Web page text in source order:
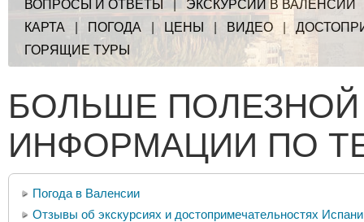
ВОПРОСЫ И ОТВЕТЫ ЭКСКУРСИИ В ВАЛЕНСИИ
КАРТА
ПОГОДА ЦЕНЫ ВИДЕО |
ГОРЯЩИЕ ТУРЫ
БОЛЬШЕ ПОЛЕЗНОЙ
ИНФОРМАЦИИ ПО
Погода в Валенсии
Отзывы об экскурсиях и достопримечательностях